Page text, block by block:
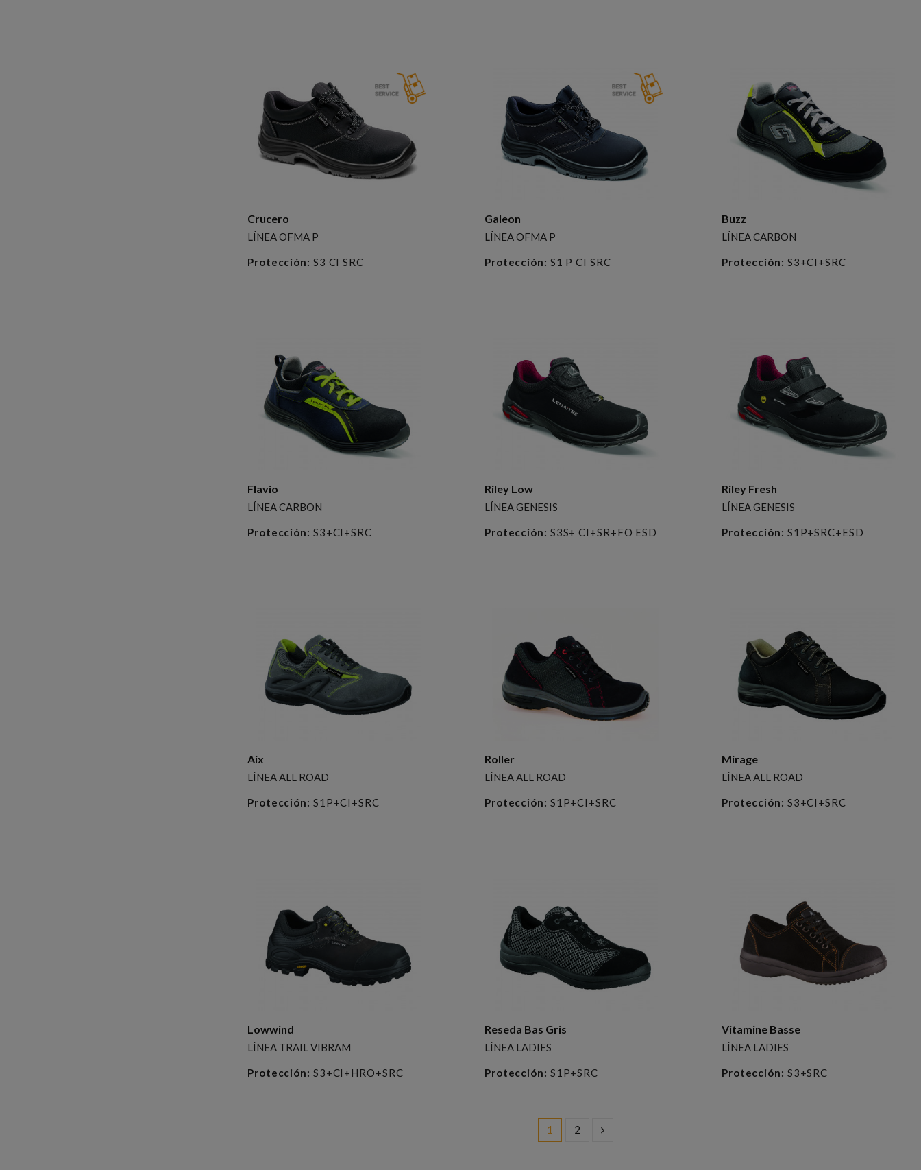
Crucero
LÍNEA OFMA P
Protección: S3 CI SRC
Galeon
LÍNEA OFMA P
Protección: S1 P CI SRC
Buzz
LÍNEA CARBON
Protección: S3+CI+SRC
Flavio
LÍNEA CARBON
Protección: S3+CI+SRC
Riley Low
LÍNEA GENESIS
Protección: S3S+ CI+SR+FO ESD
Riley Fresh
LÍNEA GENESIS
Protección: S1P+SRC+ESD
Aix
LÍNEA ALL ROAD
Protección: S1P+CI+SRC
Roller
LÍNEA ALL ROAD
Protección: S1P+CI+SRC
Mirage
LÍNEA ALL ROAD
Protección: S3+CI+SRC
Lowwind
LÍNEA TRAIL VIBRAM
Protección: S3+CI+HRO+SRC
Reseda Bas Gris
LÍNEA LADIES
Protección: S1P+SRC
Vitamine Basse
LÍNEA LADIES
Protección: S3+SRC
1 2